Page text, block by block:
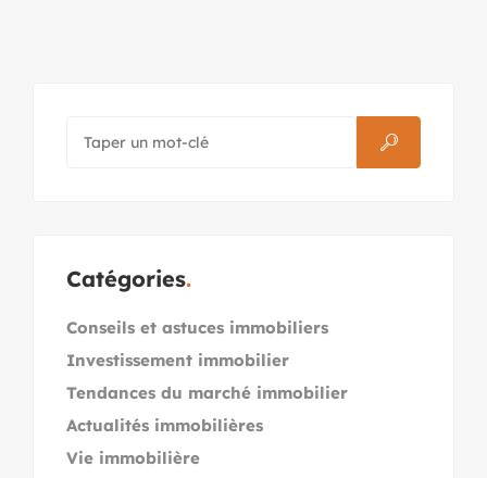
Catégories
Conseils et astuces immobiliers
Investissement immobilier
Tendances du marché immobilier
Actualités immobilières
Vie immobilière